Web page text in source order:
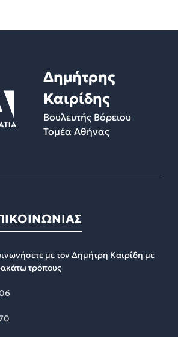
Δημήτρης
Καιρίδης
Βουλευτής Βόρειου
Τομέα Αθήνας
με τον Δημήτρη Καιρίδη με
τρόπους